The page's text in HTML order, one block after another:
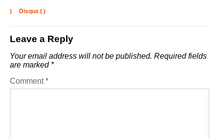
) Disqus ( )
Leave a Reply
Your email address will not be published. Required fields
are marked *
Comment*